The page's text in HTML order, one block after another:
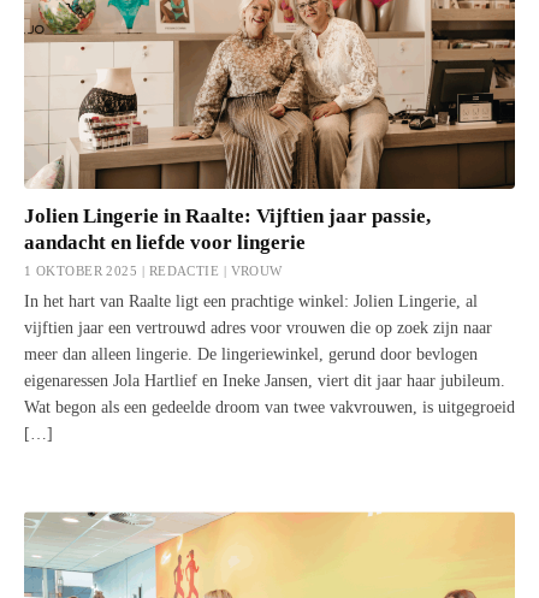
Jolien Lingerie in Raalte: Vijftien jaar passie,
aandacht en liefde voor lingerie
1 OKTOBER 2025 | REDACTIE | VROUW
In het hart van Raalte ligt een prachtige winkel: Jolien Lingerie, al
vijftien jaar een vertrouwd adres voor vrouwen die op zoek zijn naar
meer dan alleen lingerie. De lingeriewinkel, gerund door bevlogen
eigenaressen Jola Hartlief en Ineke Jansen, viert dit jaar haar jubileum.
Wat begon als een gedeelde droom van twee vakvrouwen, is uitgegroeid
[…]